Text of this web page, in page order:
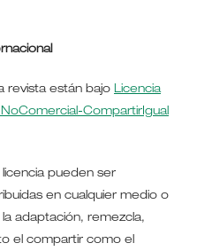
revista están bajo Licencia
CompartirIgual
pueden ser
en cualquier medio o
adaptación, remezcla,
el compartir como el